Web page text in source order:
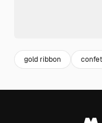
gold ribbon